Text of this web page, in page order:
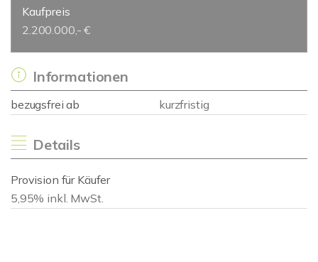
Kaufpreis
2.200.000,- €
Informationen
bezugsfrei ab kurzfristig
Details
Provision für Käufer
5,95% inkl. MwSt.